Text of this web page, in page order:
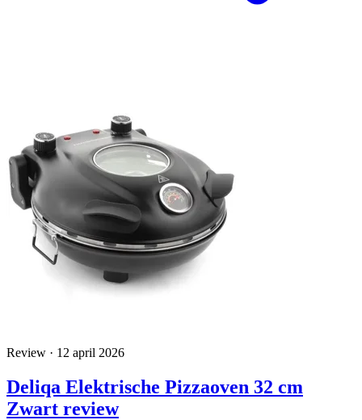
Review · 12 april 2026
Deliqa Elektrische Pizzaoven 32 cm
Zwart review